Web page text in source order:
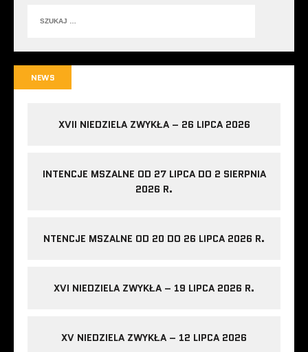
NEWS
XVII NIEDZIELA ZWYKŁA – 26 LIPCA 2026
INTENCJE MSZALNE OD 27 LIPCA DO 2 SIERPNIA
2026 R.
NTENCJE MSZALNE OD 20 DO 26 LIPCA 2026 R.
XVI NIEDZIELA ZWYKŁA – 19 LIPCA 2026 R.
XV NIEDZIELA ZWYKŁA – 12 LIPCA 2026